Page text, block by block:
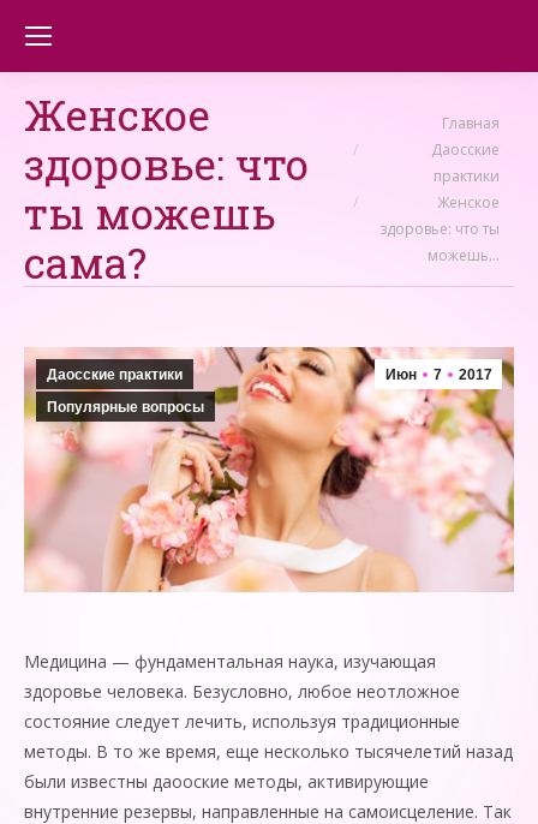
Женское
здоровье: что
ты можешь
сама?
Главная
Даосские
практики
Женское
здоровье: что ты
можешь…
Июн 7 2017
Даосские практики
Популярные вопросы
Медицина — фундаментальная наука, изучающая
здоровье человека. Безусловно, любое неотложное
состояние следует лечить, используя традиционные
методы. В то же время, еще несколько тысячелетий назад
были известны даооские методы, активирующие
внутренние резервы, направленные на самоисцеление. Так